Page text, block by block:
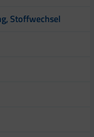
Stoffwechsel